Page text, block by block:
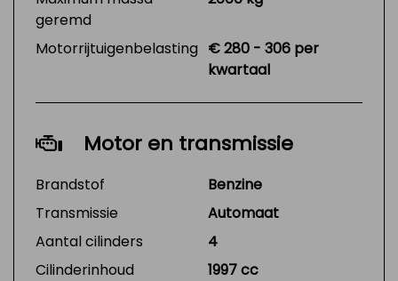
geremd
Motorrijtuigenbelasting € 280 - 306 per
kwartaal
Motor en transmissie
Brandstof
Benzine
Transmissie
Automaat
Aantal cilinders
4
Cilinderinhoud
1997 cc